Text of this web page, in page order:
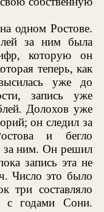
одном Ростове.
за ним была
которую он
теперь, как
уже до
запись уже
Долохов уже
он следил за
и бегло
за ним. Он решил
запись эта не
Число это было
три составляло
с годами Сони.